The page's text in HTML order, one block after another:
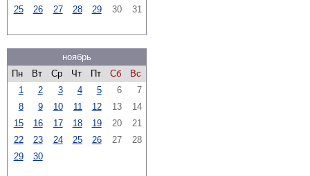
25
26 27 28 29 30 31
ноябрь
Пн
Вт Ср Чт Пт Сб
Вс
1
2 3 4 5 6
7
8
9 10 11 12 13
14
15
16 17 18 19 20
21
22
23 24 25 26 27
28
29
30